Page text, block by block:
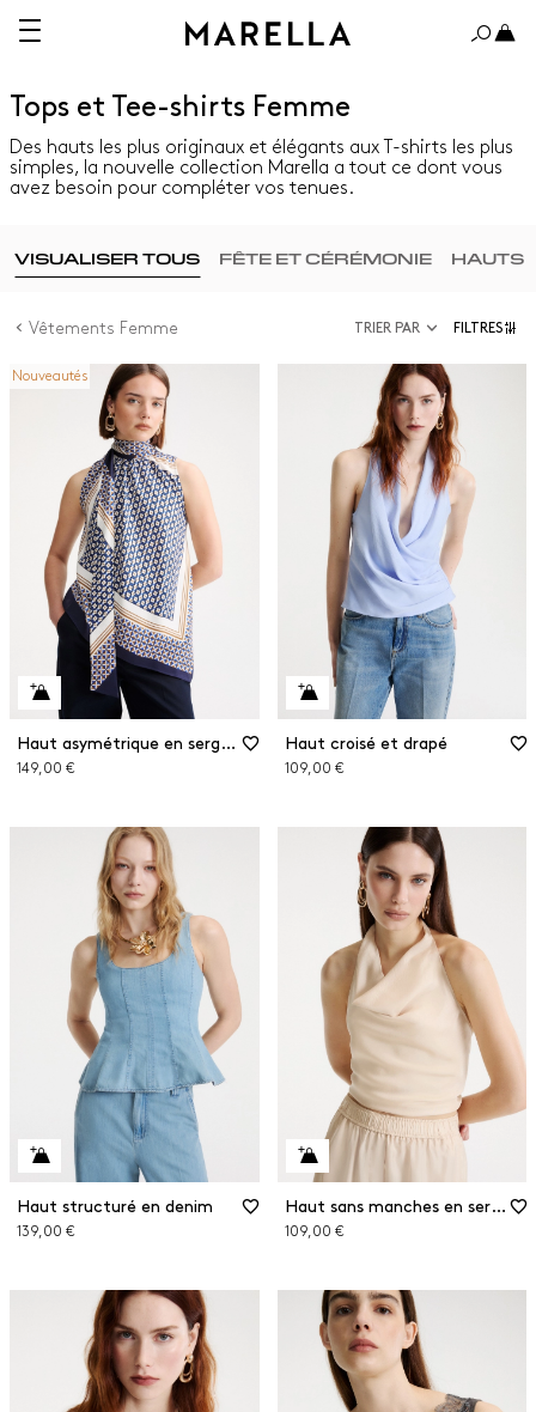
Tops et Tee-shirts Femme
Des hauts les plus originaux et élégants aux T-shirts les plus
simples, la nouvelle collection Marella a tout ce dont vous
avez besoin pour compléter vos tenues.
VISUALISER TOUS FÊTE ET CÉRÉMONIE HAUTS
Vêtements Femme TRIER PAR FILTRES
Nouveautés
Haut asymétrique en sergé de viscose
149,00 €
Haut croisé et drapé
109,00 €
Haut structuré en denim
139,00 €
Haut sans manches en sergé
109,00 €